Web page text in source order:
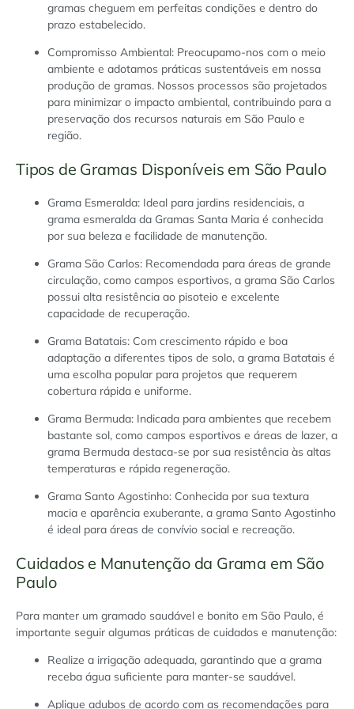
gramas cheguem em perfeitas condições e dentro do
prazo estabelecido.
Compromisso Ambiental: Preocupamo-nos com o meio
ambiente e adotamos práticas sustentáveis em nossa
produção de gramas. Nossos processos são projetados
para minimizar o impacto ambiental, contribuindo para a
preservação dos recursos naturais em São Paulo e
região.
Tipos de Gramas Disponíveis em São Paulo
Grama Esmeralda: Ideal para jardins residenciais, a
grama esmeralda da Gramas Santa Maria é conhecida
por sua beleza e facilidade de manutenção.
Grama São Carlos: Recomendada para áreas de grande
circulação, como campos esportivos, a grama São Carlos
possui alta resistência ao pisoteio e excelente
capacidade de recuperação.
Grama Batatais: Com crescimento rápido e boa
adaptação a diferentes tipos de solo, a grama Batatais é
uma escolha popular para projetos que requerem
cobertura rápida e uniforme.
Grama Bermuda: Indicada para ambientes que recebem
bastante sol, como campos esportivos e áreas de lazer, a
grama Bermuda destaca-se por sua resistência às altas
temperaturas e rápida regeneração.
Grama Santo Agostinho: Conhecida por sua textura
macia e aparência exuberante, a grama Santo Agostinho
é ideal para áreas de convívio social e recreação.
Cuidados e Manutenção da Grama em São
Paulo
Para manter um gramado saudável e bonito em São Paulo, é
importante seguir algumas práticas de cuidados e manutenção:
Realize a irrigação adequada, garantindo que a grama
receba água suficiente para manter-se saudável.
Aplique adubos de acordo com as recomendações para